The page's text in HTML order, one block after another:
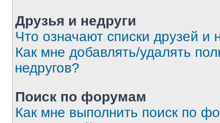
Друзья и недруги
Что означают списки друзей и
Как мне добавлять/удалять
недругов?
Поиск по форумам
Как мне выполнить поиск по